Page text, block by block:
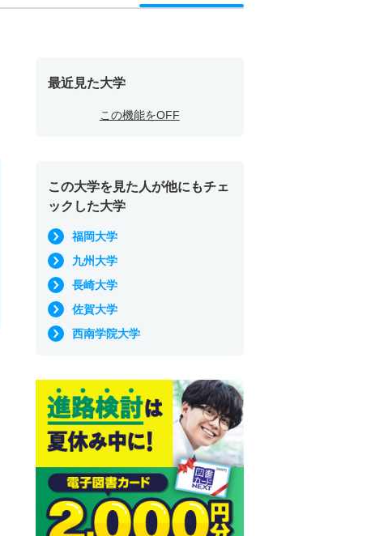
最近見た大学
この機能をOFF
この大学を見た人が他にもチェ
ックした大学
福岡大学
九州大学
長崎大学
佐賀大学
西南学院大学